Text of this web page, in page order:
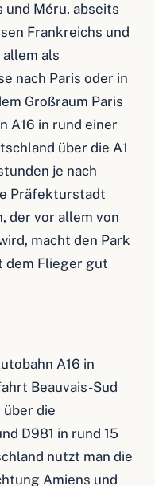
und Méru, abseits
Frankreichs und
als
nach Paris oder in
Großraum Paris
A16 in rund einer
über die A1
je nach
Präfekturstadt
der vor allem von
macht den Park
dem Flieger gut
A16 in
Beauvais-Sud
über die
D981 in rund 15
nutzt man die
Amiens und